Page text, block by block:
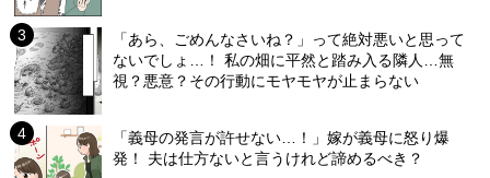
「あら、ごめんなさいね？」って絶対悪いと思って
ないでしょ…！ 私の畑に平然と踏み入る隣人…無
視？悪意？その行動にモヤモヤが止まらない
「義母の発言が許せない…！」嫁が義母に怒り爆
発！ 夫は仕方ないと言うけれど諦めるべき？